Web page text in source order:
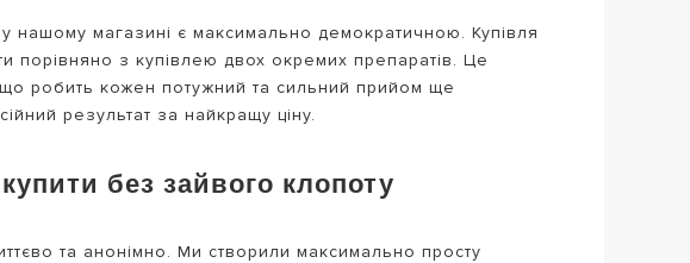
у нашому магазині є максимально демократичною. Купівля
порівняно з купівлею двох окремих препаратів. Це
що робить кожен потужний та сильний прийом ще
результат за найкращу ціну.
без зайвого клопоту
та анонімно. Ми створили максимально просту